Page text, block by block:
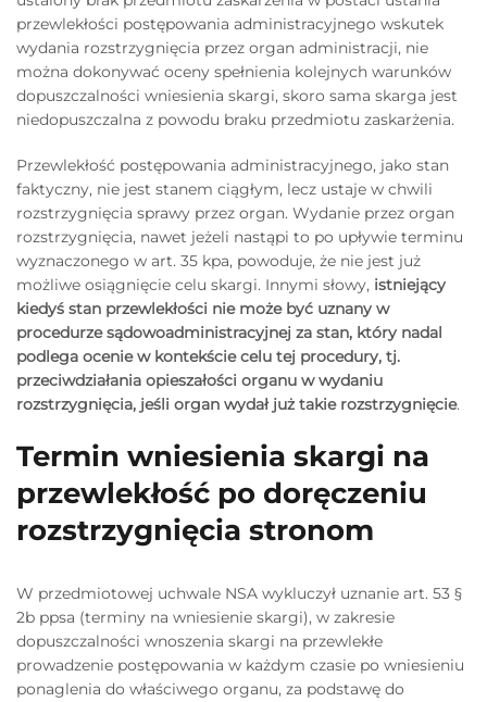
przewlekłości postępowania administracyjnego wskutek
wydania rozstrzygnięcia przez organ administracji, nie
można dokonywać oceny spełnienia kolejnych warunków
dopuszczalności wniesienia skargi, skoro sama skarga jest
niedopuszczalna z powodu braku przedmiotu zaskarżenia.
Przewlekłość postępowania administracyjnego, jako stan
faktyczny, nie jest stanem ciągłym, lecz ustaje w chwili
rozstrzygnięcia sprawy przez organ. Wydanie przez organ
rozstrzygnięcia, nawet jeżeli nastąpi to po upływie terminu
wyznaczonego w art. 35 kpa, powoduje, że nie jest już
możliwe osiągnięcie celu skargi. Innymi słowy, istniejący
kiedyś stan przewlekłości nie może być uznany w
procedurze sądowoadministracyjnej za stan, który nadal
podlega ocenie w kontekście celu tej procedury, tj.
przeciwdziałania opieszałości organu w wydaniu
rozstrzygnięcia, jeśli organ wydał już takie rozstrzygnięcie.
Termin wniesienia skargi na
przewlekłość po doręczeniu
rozstrzygnięcia stronom
W przedmiotowej uchwale NSA wykluczył uznanie art. 53 §
2b ppsa (terminy na wniesienie skargi), w zakresie
dopuszczalności wnoszenia skargi na przewlekłe
prowadzenie postępowania w każdym czasie po wniesieniu
ponaglenia do właściwego organu, za podstawę do